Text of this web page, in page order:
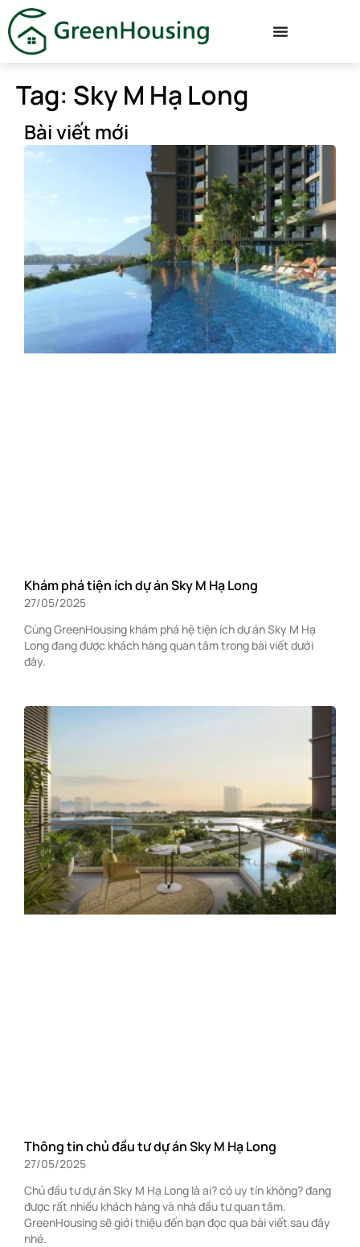
Tag: Sky M Hạ Long
Bài viết mới
Khám phá tiện ích dự án Sky M Hạ Long
27/05/2025
Cùng GreenHousing khám phá hệ tiện ích dự án Sky M Hạ
Long đang được khách hàng quan tâm trong bài viết dưới
đây.
Thông tin chủ đầu tư dự án Sky M Hạ Long
27/05/2025
Chủ đầu tư dự án Sky M Hạ Long là ai? có uy tín không? đang
được rất nhiều khách hàng và nhà đầu tư quan tâm.
GreenHousing sẽ giới thiệu đến bạn đọc qua bài viết sau đây
nhé.